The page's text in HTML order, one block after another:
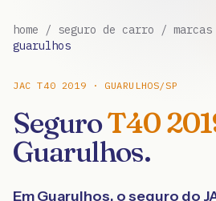
home / seguro de carro / marcas
guarulhos
JAC T40 2019 · GUARULHOS/SP
SeguroT40
Guarulhos.
EmGuarulhos, o seguro do